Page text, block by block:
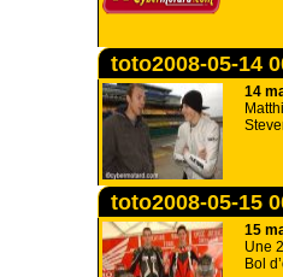
toto2008-05-14
14
toto2008-05-15
15
Une
Bol